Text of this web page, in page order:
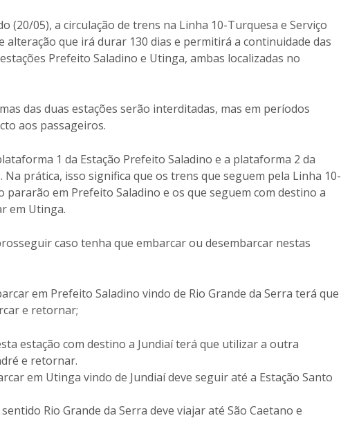
(20/05), a circulação de trens na Linha 10-Turquesa e Serviço
alteração que irá durar 130 dias e permitirá a continuidade das
Prefeito Saladino e Utinga, ambas localizadas no
das duas estações serão interditadas, mas em períodos
aos passageiros.
1 da Estação Prefeito Saladino e a plataforma 2 da
prática, isso significa que os trens que seguem pela Linha 10-
pararão em Prefeito Saladino e os que seguem com destino a
em Utinga.
caso tenha que embarcar ou desembarcar nestas
em Prefeito Saladino vindo de Rio Grande da Serra terá que
e retornar;
estação com destino a Jundiaí terá que utilizar a outra
e retornar.
em Utinga vindo de Jundiaí deve seguir até a Estação Santo
Rio Grande da Serra deve viajar até São Caetano e